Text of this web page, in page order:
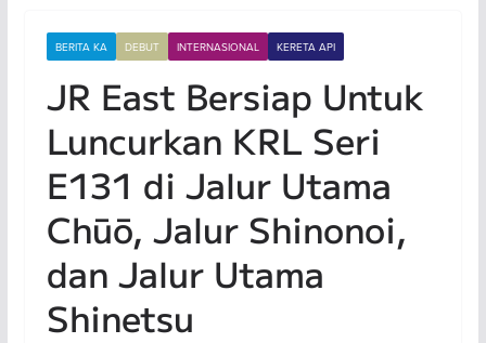
BERITA KA DEBUT INTERNASIONAL KERETA API
JR East Bersiap Untuk
Luncurkan KRL Seri
E131 di Jalur Utama
Chūō, Jalur Shinonoi,
dan Jalur Utama
Shinetsu